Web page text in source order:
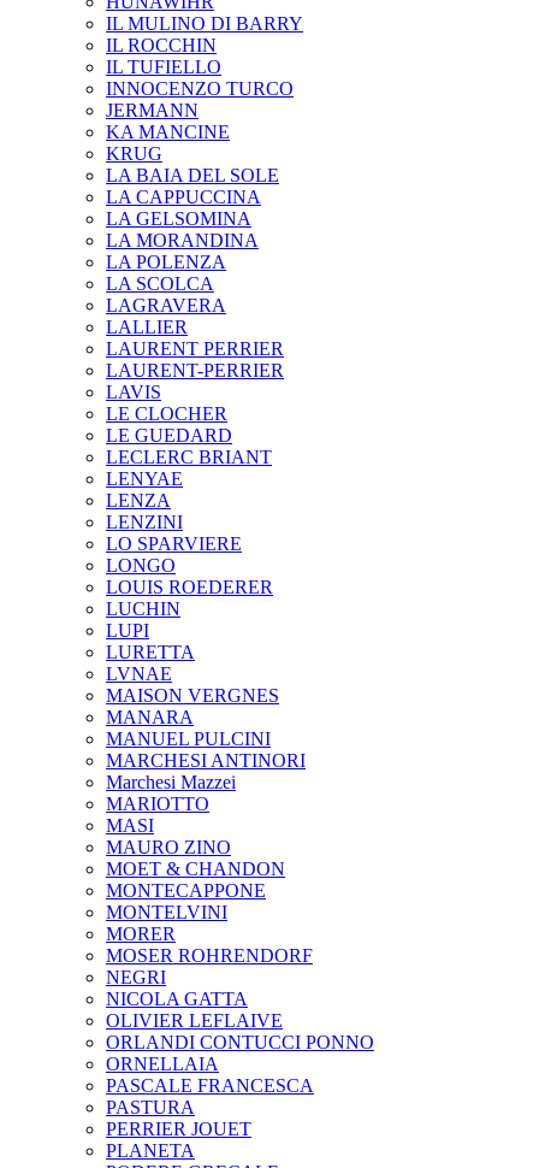
IL MULINO DI BARRY
IL ROCCHIN
IL TUFIELLO
INNOCENZO TURCO
JERMANN
KA MANCINE
KRUG
LA BAIA DEL SOLE
LA CAPPUCCINA
LA GELSOMINA
LA MORANDINA
LA POLENZA
LA SCOLCA
LAGRAVERA
LALLIER
LAURENT PERRIER
LAURENT-PERRIER
LAVIS
LE CLOCHER
LE GUEDARD
LECLERC BRIANT
LENYAE
LENZA
LENZINI
LO SPARVIERE
LONGO
LOUIS ROEDERER
LUCHIN
LUPI
LURETTA
LVNAE
MAISON VERGNES
MANARA
MANUEL PULCINI
MARCHESI ANTINORI
Marchesi Mazzei
MARIOTTO
MASI
MAURO ZINO
MOET & CHANDON
MONTECAPPONE
MONTELVINI
MORER
MOSER ROHRENDORF
NEGRI
NICOLA GATTA
OLIVIER LEFLAIVE
ORLANDI CONTUCCI PONNO
ORNELLAIA
PASCALE FRANCESCA
PASTURA
PERRIER JOUET
PLANETA